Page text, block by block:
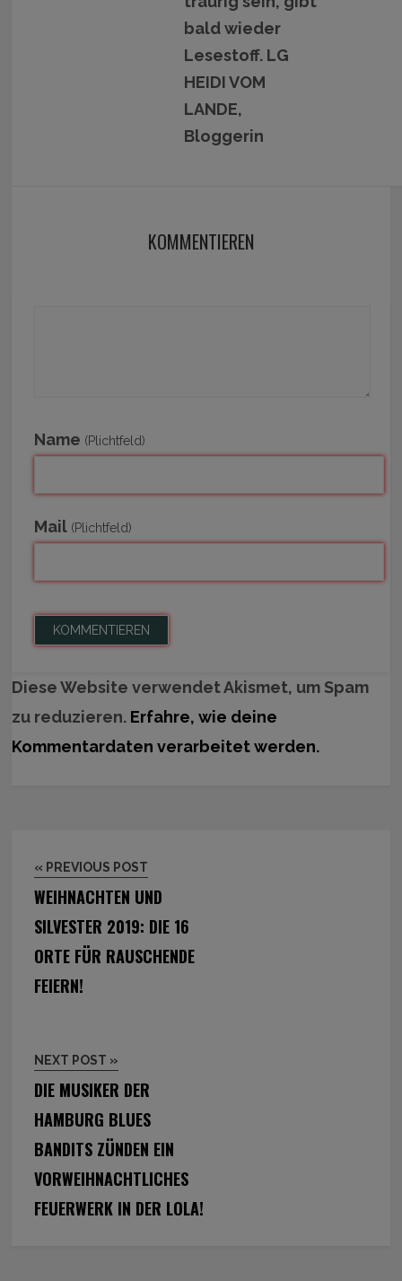
bald wieder
Lesestoff. LG
HEIDI VOM
LANDE,
Bloggerin
KOMMENTIEREN
Name (Plichtfeld)
Mail (Plichtfeld)
Diese Website verwendet Akismet, um Spam
zu reduzieren. Erfahre, wie deine
Kommentardaten verarbeitet werden.
« PREVIOUS POST
WEIHNACHTEN UND
SILVESTER 2019: DIE 16
ORTE FÜR RAUSCHENDE
FEIERN!
NEXT POST »
DIE MUSIKER DER
HAMBURG BLUES
BANDITS ZÜNDEN EIN
VORWEIHNACHTLICHES
FEUERWERK IN DER LOLA!